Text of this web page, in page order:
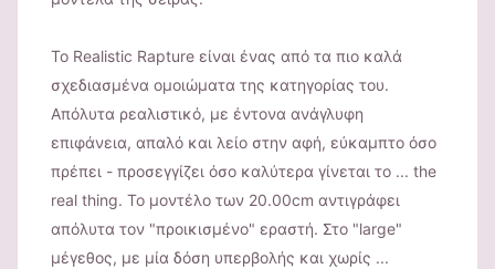
Το Realistic Rapture είναι ένας από τα πιο καλά
σχεδιασμένα ομοιώματα της κατηγορίας του.
Απόλυτα ρεαλιστικό, με έντονα ανάγλυφη
επιφάνεια, απαλό και λείο στην αφή, εύκαμπτο όσο
πρέπει - προσεγγίζει όσο καλύτερα γίνεται το ... the
real thing. Το μοντέλο των 20.00cm αντιγράφει
απόλυτα τον "προικισμένο" εραστή. Στο "large"
μέγεθος, με μία δόση υπερβολής και χωρίς ...